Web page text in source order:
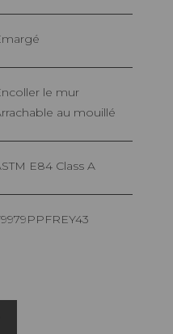
Emargé
Encoller le mur
Arrachable au mouillé
ASTM E84 Class A
F9979PPFREY43